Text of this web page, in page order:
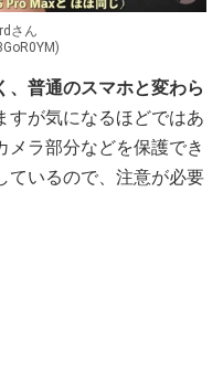
さん
、普通のスマホと変わら
すが気になるほどではあ
メラ部分などを保護でき
ているので、注意が必要